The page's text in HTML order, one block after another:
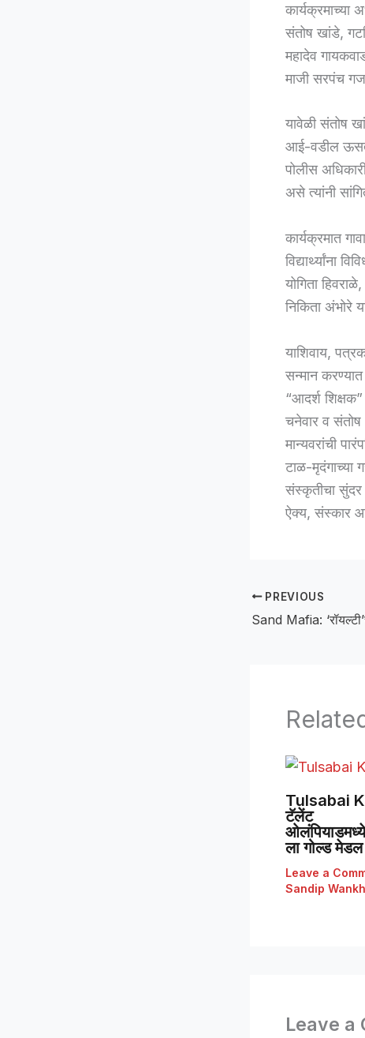
कार्यक्रमाच्या
संतोष खांडे,
महादेव
माजी सरपंच
यावेळी संतोष
आई-वडील
पोलीस
असे त्यांनी
कार्यक्रमात
विद्यार्थ्यांना
योगिता
निकिता अंभोरे
याशिवाय,
सन्मान
“आदर्श
चनेवार व
मान्यवरांची
टाळ-मृदंगाच्या
संस्कृतीचा सुंदर
ऐक्य, संस्कार
PREVIOUS
Tulsabai
टॅलेंट
ओलंपियाडमध्ये
ला गोल्ड मेडल
Leave a
Sandip
Leave a